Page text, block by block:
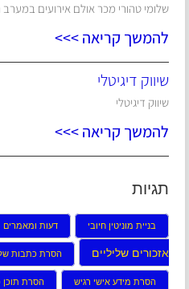
שלומי טהורי מכר אולם אירועים במערב ראשון
להמשך קריאה >>>
שיווק דיגיטלי
שיווק דיגיטלי
להמשך קריאה >>>
תגיות
בניית מוניטין חיובי דעות ומאמרים
אזכורים שליליים הסרת כתבות
הסרת מידע אישי רגיש הסרת תוכן